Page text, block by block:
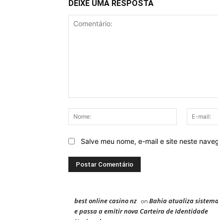
DEIXE UMA RESPOSTA
Nome:
Salve meu nome, e-mail e site neste
best online casino nz onBahia atualiza
e passa a emitir nova Carteira de Identidade